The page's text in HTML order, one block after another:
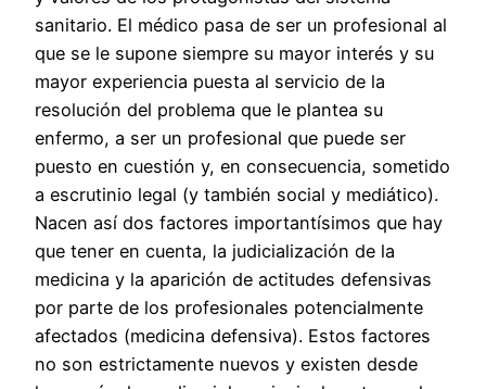
sanitario. El médico pasa de ser un profesional al
que se le supone siempre su mayor interés y su
mayor experiencia puesta al servicio de la
resolución del problema que le plantea su
enfermo, a ser un profesional que puede ser
puesto en cuestión y, en consecuencia, sometido
a escrutinio legal (y también social y mediático).
Nacen así dos factores importantísimos que hay
que tener en cuenta, la judicialización de la
medicina y la aparición de actitudes defensivas
por parte de los profesionales potencialmente
afectados (medicina defensiva). Estos factores
no son estrictamente nuevos y existen desde